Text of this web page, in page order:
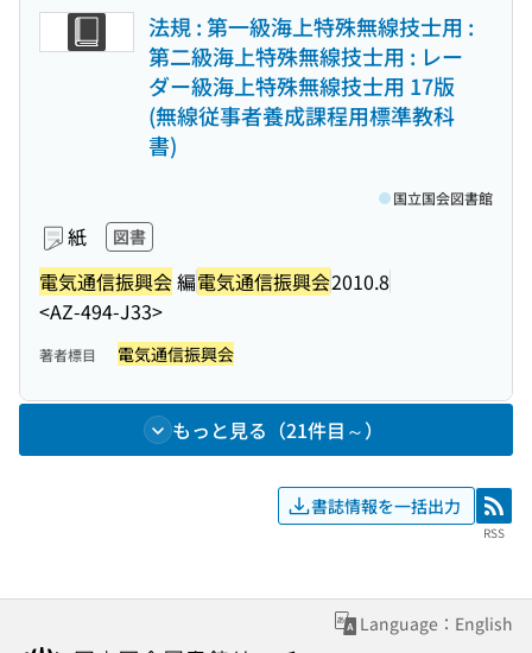
法規 : 第一級海上特殊無線技士用 :
第二級海上特殊無線技士用 : レー
ダー級海上特殊無線技士用 17版
(無線従事者養成課程用標準教科
書)
紙 図書
電気通信振興会編電気通信振興会2010.8
<AZ-494-J33>
国立国会図書館
著者標目 電気通信振興会
もっと見る（21件目～）
書誌情報を一括出力 RSS
RSS
Language：English